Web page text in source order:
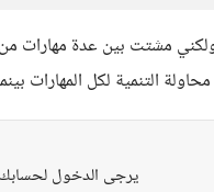
التنمية لكل المهارات
يرجى الدخول